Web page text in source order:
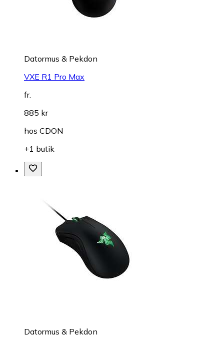
Datormus & Pekdon
VXE R1 Pro Max
fr.
885 kr
hos CDON
+1 butik
Datormus & Pekdon